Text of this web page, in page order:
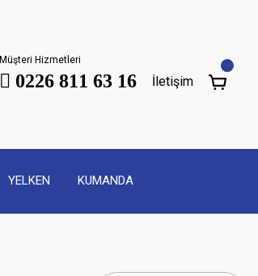
Müşteri Hizmetleri
0226 811 63 16 İletişim
YELKEN KUMANDA